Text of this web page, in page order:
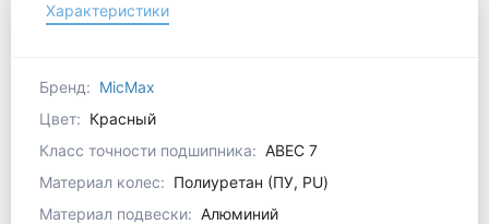
Характеристики
Бренд: MicMax
Цвет: Красный
Класс точности подшипника: ABEC 7
Материал колес: Полиуретан (ПУ, PU)
Материал подвески: Алюминий